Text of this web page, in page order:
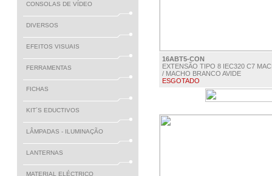
CONSOLAS DE VÍDEO
DIVERSOS
EFEITOS VISUAIS
FERRAMENTAS
FICHAS
KIT´S EDUCTIVOS
LÂMPADAS - ILUMINAÇÃO
LANTERNAS
MATERIAL ELÉCTRICO
16ABT5-CON
EXTENSÃO TIPO 8 IEC320 C7
/ MACHO BRANCO AVIDE
ESGOTADO